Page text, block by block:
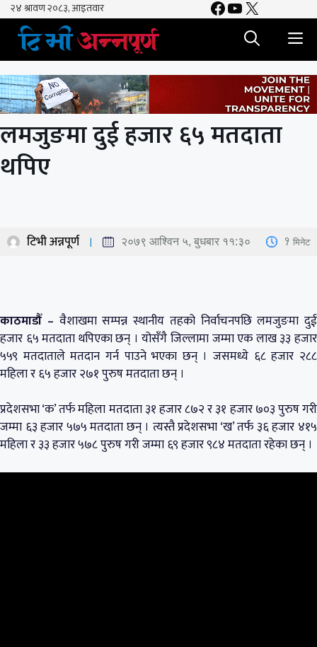
Skip
content
Facebook
YouTube
X
लमजुङमा दुई हजार ६५ मतदाता
थपिए
टिभी अन्नपूर्ण २०७९ आश्विन ५, बुधबार ११:३० 1 मिनेट
काठमाडौँ – वैशाखमा सम्पन्न स्थानीय तहको निर्वाचनपछि लमजुङमा दुई
हजार ६५ मतदाता थपिएका छन् । योसँगै जिल्लामा जम्मा एक लाख ३३ हजार
५५९ मतदाताले मतदान गर्न पाउने भएका छन् । जसमध्ये ६८ हजार २८८
महिला र ६५ हजार २७१ पुरुष मतदाता छन् ।
प्रदेशसभा ‘क’ तर्फ महिला मतदाता ३१ हजार ८७२ र ३१ हजार ७०३ पुरुष गरी
जम्मा ६३ हजार ५७५ मतदाता छन् । त्यस्तै प्रदेशसभा ‘ख’ तर्फ ३६ हजार ४१५
महिला र ३३ हजार ५७८ पुरुष गरी जम्मा ६९ हजार ९८४ मतदाता रहेका छन् ।